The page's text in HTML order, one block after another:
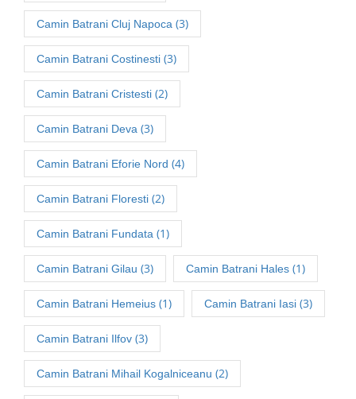
Camin Batrani Cluj Napoca (3)
Camin Batrani Costinesti (3)
Camin Batrani Cristesti (2)
Camin Batrani Deva (3)
Camin Batrani Eforie Nord (4)
Camin Batrani Floresti (2)
Camin Batrani Fundata (1)
Camin Batrani Gilau (3) Camin Batrani Hales (1)
Camin Batrani Hemeius (1) Camin Batrani Iasi (3)
Camin Batrani Ilfov (3)
Camin Batrani Mihail Kogalniceanu (2)